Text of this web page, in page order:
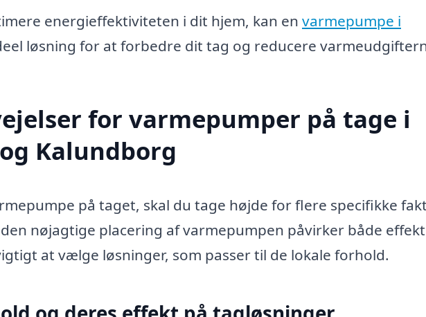
energieffektiviteten i dit hjem, kan en varmepumpe i
løsning for at forbedre dit tag og reducere
for varmepumper på tage i
Kalundborg
på taget, skal du tage højde for flere specifikke
nøjagtige placering af varmepumpen påvirker både
at vælge løsninger, som passer til de lokale forhold.